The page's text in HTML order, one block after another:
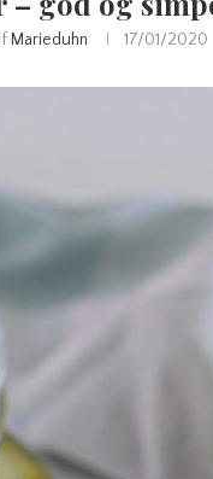
Marieduhn 17/01/2020